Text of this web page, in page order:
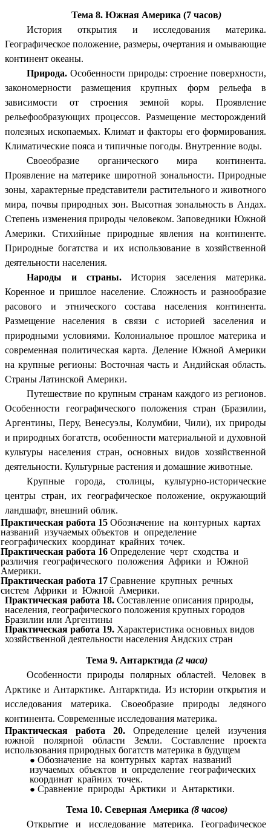
Тема 8. Южная Америка (7 часов)
История открытия и исследования материка.
Географическое положение, размеры, очертания и омывающие
континент океаны.
Природа. Особенности природы: строение поверхности,
закономерности размещения крупных форм рельефа в
зависимости от строения земной коры. Проявление
рельефообразующих процессов. Размещение месторождений
полезных ископаемых. Климат и факторы его формирования.
Климатические пояса и типичные погоды. Внутренние воды.
Своеобразие органического мира континента.
Проявление на материке широтной зональности. Природные
зоны, характерные представители растительного и животного
мира, почвы природных зон. Высотная зональность в Андах.
Степень изменения природы человеком. Заповедники Южной
Америки. Стихийные природные явления на континенте.
Природные богатства и их использование в хозяйственной
деятельности населения.
Народы и страны.История заселения материка.
Коренное и пришлое население. Сложность и разнообразие
расового и этнического состава населения континента.
Размещение населения в связи с историей заселения и
природными условиями. Колониальное прошлое материка и
современная политическая карта. Деление Южной Америки
на крупные регионы: Восточная часть и Андийская область.
Страны Латинской Америки.
Путешествие по крупным странам каждого из регионов.
Особенности географического положения стран (Бразилии,
Аргентины, Перу, Венесуэлы, Колумбии, Чили), их природы
и природных богатств, особенности материальной и духовной
культуры населения стран, основных видов хозяйственной
деятельности. Культурные растения и домашние животные.
Крупные города, столицы, культурно-исторические
центры стран, их географическое положение, окружающий
ландшафт, внешний облик.
Практическая работа 15 Обозначение на контурных картах
названий изучаемых объектов и определение
географических координат крайних точек.
Практическая работа 16 Определение черт сходства и
различия географического положения Африки и Южной
Америки.
Практическая работа 17 Сравнение крупных речных
систем Африки и Южной Америки.
Практическая работа 18. Составление описания природы,
населения, географического положения крупных городов
Бразилии или Аргентины
Практическая работа 19. Характеристика основных видов
хозяйственной деятельности населения Андских стран
Тема 9. Антарктида (2 часа)
Особенности природы полярных областей. Человек в
Арктике и Антарктике. Антарктида. Из истории открытия и
исследования материка. Своеобразие природы ледяного
континента. Современные исследования материка.
Практическая работа 20. Определение целей изучения
южной полярной области Земли. Составление проекта
использования природных богатств материка в будущем
Обозначение на контурных картах названий
изучаемых объектов и определение географических
координат крайних точек.
Сравнение природы Арктики и Антарктики.
Тема 10. Северная Америка (8 часов)
Открытие и исследование материка. Географическое